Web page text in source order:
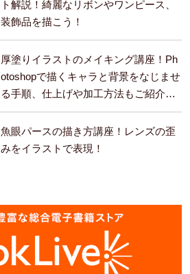
ト解説！綺麗なリボンやワンピース、
装飾品を描こう！
厚塗りイラストのメイキング講座！Ph
otoshopで描くキャラと背景をなじませ
る手順、仕上げや加工方法もご紹介し
ます。
魚眼パースの描き方講座！レンズの歪
みをイラストで表現！